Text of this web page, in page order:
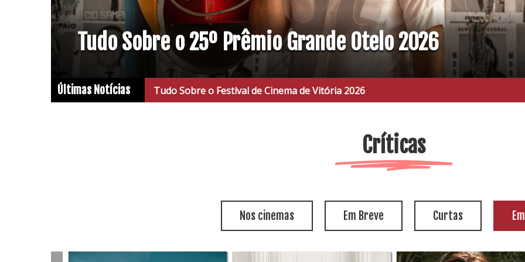
Tudo Sobre o 25º Prêmio Grande Otelo 2026
Últimas NotíciasTudo Sobre o Festival de Cinema de Vitória 2026
Críticas
Nos cinemas Em Breve Curtas